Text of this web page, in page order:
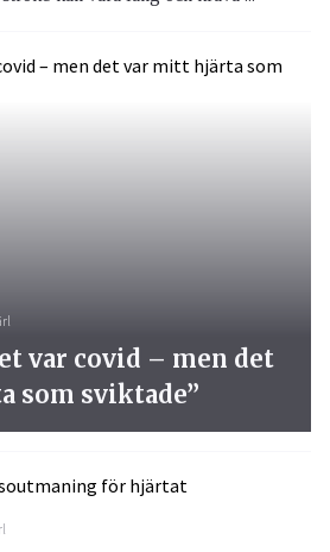
var covid – men det
som sviktade”